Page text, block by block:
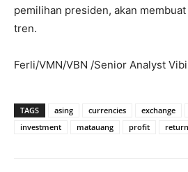
pemilihan presiden, akan
tren.
Ferli/VMN/VBN /Senior Analyst
TAGS asing currencies exchange
investment
matauang profit return